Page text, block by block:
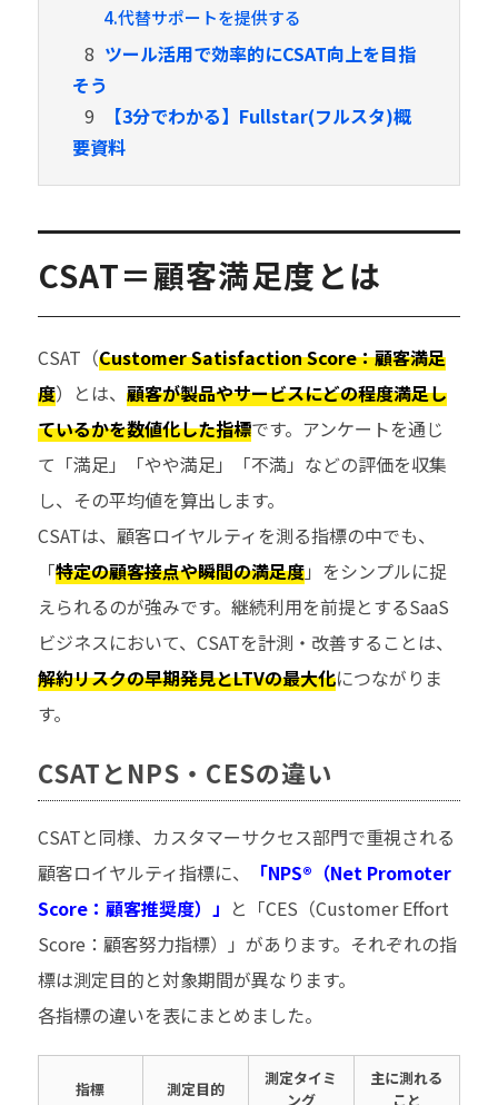
4.代替サポートを提供する
8 ツール活用で効率的にCSAT向上を目指
そう
9
【3分でわかる】Fullstar(フルスタ)概
要資料
CSAT＝顧客満足度とは
CSAT（Customer Satisfaction Score：顧客満足
度）とは、 顧客が製品やサービスにどの程度満足し
ているかを数値化した指標です。アンケートを通じ
て「満足」「やや満足」「不満」などの評価を収集
し、その平均値を算出します。
CSATは、顧客ロイヤルティを測る指標の中でも、
「特定の顧客接点や瞬間の満足度」をシンプルに捉
えられるのが強みです。継続利用を前提とするSaaS
ビジネスにおいて、CSATを計測・改善することは、
解約リスクの早期発見とLTVの最大化につながりま
す。
CSATとNPS・CESの違い
CSATと同様、カスタマーサクセス部門で重視される
顧客ロイヤルティ指標に、
「NPS®（Net Promoter
Score：顧客推奨度）」 と「CES（Customer Effort
Score：顧客努力指標）」があります。それぞれの指
標は測定目的と対象期間が異なります。
各指標の違いを表にまとめました。
指標 測定目的
測定タイミ
ング
主に測れる
こと